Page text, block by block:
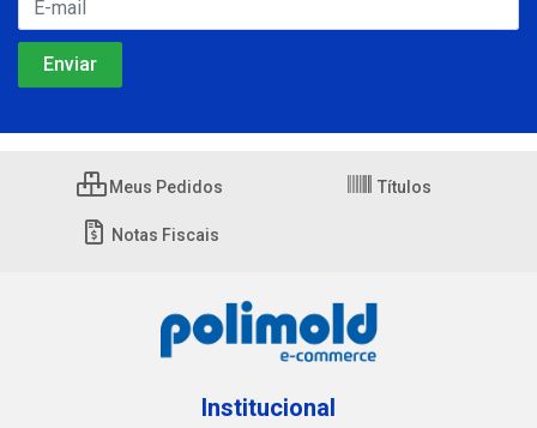
Meus Pedidos Títulos
Notas Fiscais
Institucional